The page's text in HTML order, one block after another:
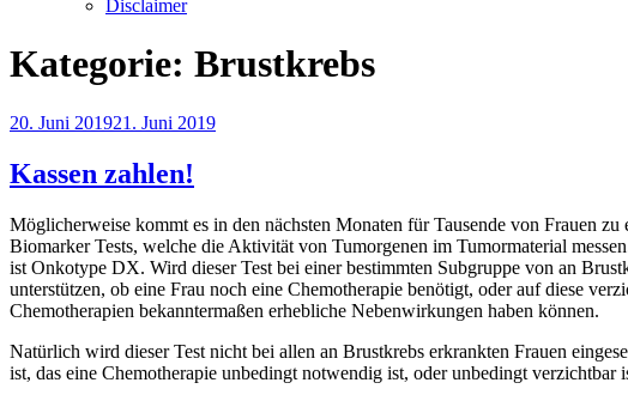
Disclaimer
Kategorie: Brustkrebs
Veröffentlicht
20. Juni 201921. Juni 2019
Kassen zahlen!
Möglicherweise kommt es in den nächsten Monaten für Tausende von Frauen
Biomarker Tests, welche die Aktivität von Tumorgenen im Tumormaterial
ist Onkotype DX. Wird dieser Test bei einer bestimmten Subgruppe von an
unterstützen, ob eine Frau noch eine Chemotherapie benötigt, oder auf diese
Chemotherapien bekanntermaßen erhebliche Nebenwirkungen haben können.
Natürlich wird dieser Test nicht bei allen an Brustkrebs erkrankten Frauen
ist, das eine Chemotherapie unbedingt notwendig ist, oder unbedingt verzichtbar